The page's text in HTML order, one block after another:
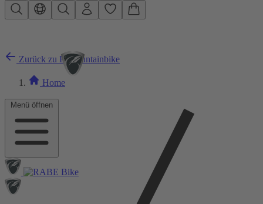
Zum Hauptinhalt springen
Menü öffnen
Zurück zu E-Mountainbike
Home